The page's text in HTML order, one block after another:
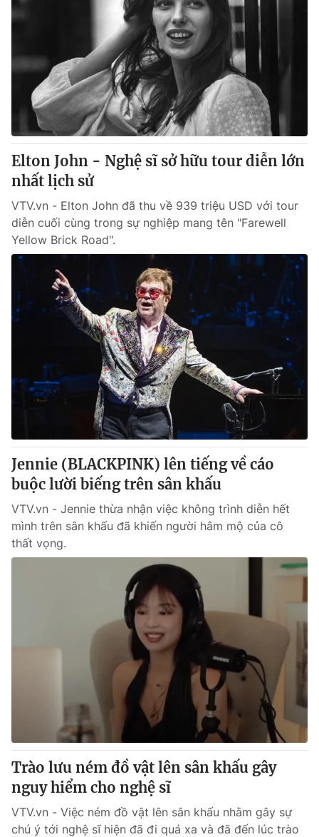
Elton John - Nghệ sĩ sở hữu tour diễn lớn
nhất lịch sử
VTV.vn - Elton John đã thu về 939 triệu USD với tour
diễn cuối cùng trong sự nghiệp mang tên "Farewell
Yellow Brick Road".
Jennie (BLACKPINK) lên tiếng về cáo
buộc lười biếng trên sân khấu
VTV.vn - Jennie thừa nhận việc không trình diễn hết
mình trên sân khấu đã khiến người hâm mộ của cô
thất vọng.
Trào lưu ném đồ vật lên sân khấu gây
nguy hiểm cho nghệ sĩ
VTV.vn - Việc ném đồ vật lên sân khấu nhằm gây sự
chú ý tới nghệ sĩ hiện đã đi quá xa và đã đến lúc trào